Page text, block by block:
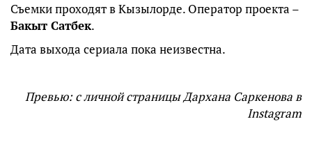
Съемки проходят в Кызылорде. Оператор проекта –
Бакыт Сатбек.
Дата выхода сериала пока неизвестна.
Превью: с личной страницы Дархана Саркенова в
Instagram